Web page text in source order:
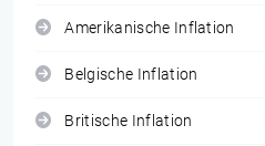
Amerikanische Inflation
Belgische Inflation
Britische Inflation